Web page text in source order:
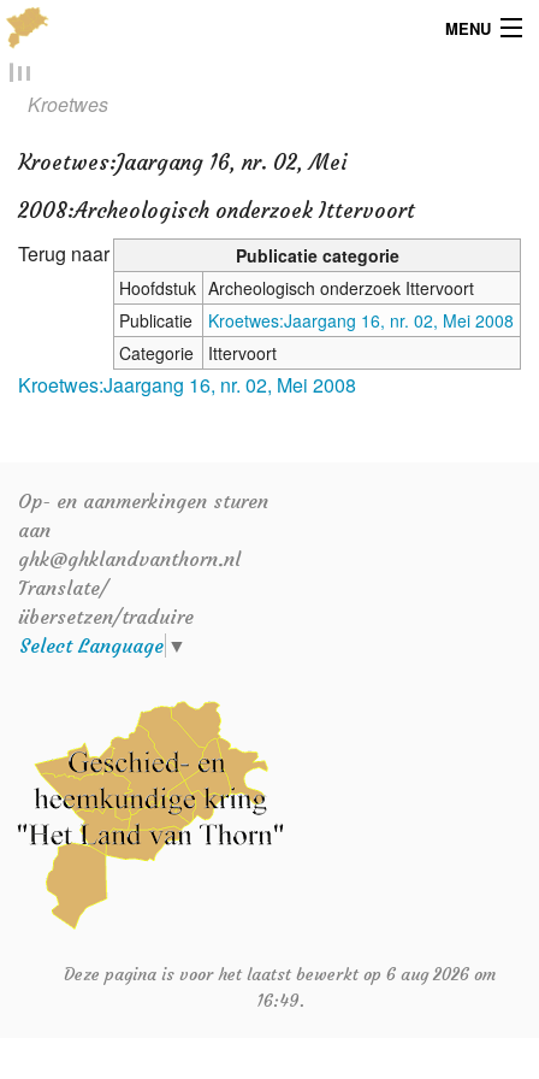
MENU
Menu
Locaties
Kroetwes
Kroetwes:Jaargang 16, nr. 02, Mei
2008:Archeologisch onderzoek Ittervoort
Publicatie categorie
Hoofdstuk Archeologisch onderzoek Ittervoort
Publicatie
Kroetwes:Jaargang 16, nr. 02, Mei 2008
Categorie
Ittervoort
Terug naar
Kroetwes:Jaargang 16, nr. 02, Mei 2008
Op- en aanmerkingen sturen
aan
ghk@ghklandvanthorn.nl
Translate/
übersetzen/traduire
Select Language ▼
Deze pagina is voor het laatst bewerkt op 6 aug 2026 om
16:49.